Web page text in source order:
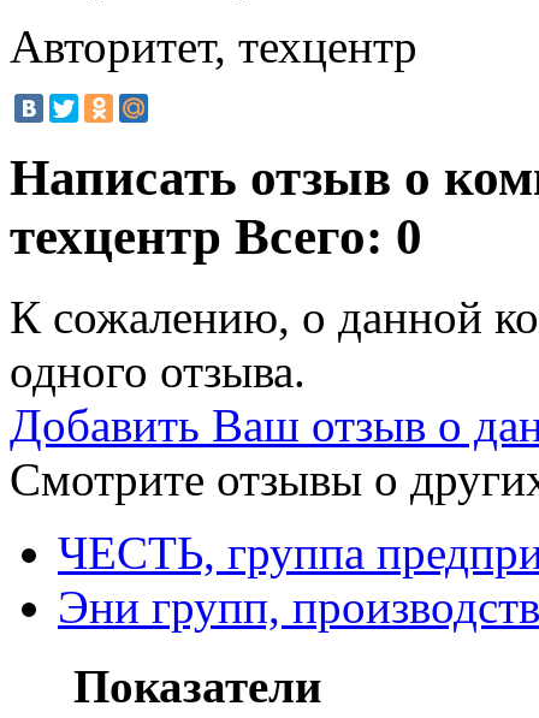
Авторитет, техцентр
Написать отзыв о
техцентр Всего: 0
К сожалению, о данной
одного отзыва.
Добавить Ваш отзыв о
Смотрите отзывы о
ЧЕСТЬ, группа
Эни групп,
Показатели